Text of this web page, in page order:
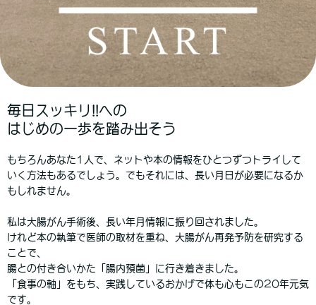
毎日スッキリ!!への
はじめの一歩を踏み出そう
もちろんあなた1人で、ネットや本の情報をひとつずつトライして
いく方法もあるでしょう。でもそれには、長い月日が必要になるか
もしれません。
私は大腸がん手術後、長い年月情報に振り回されました。
けれど本の執筆で医師の取材を重ね、大腸がん再発予防を研究する
ことで、
腸との付き合いかた「腸内預菌」に行き着きました。
「食事の軸」をもち、実践しているおかげで体も心もこの20年元気
です。